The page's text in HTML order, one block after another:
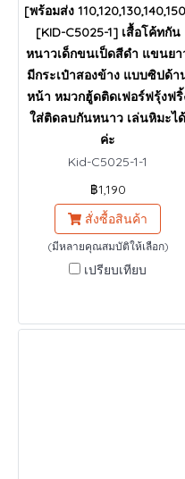
[พร้อมส่ง
[KID-C5025-1] เสื้อโค้ทกัน
หนาวเด็กขนเป็ดสีดำ แขนยา
มีกระเป๋าสองข้าง แบบซิปด้า
หน้า หมวกฮู้ดติดเฟอร์ฟรุ้งฟริ้
ใส่ติดลบกันหนาว เล่นหิมะได้
ค่ะ
Kid-C5025-1-1
฿1,190
สั่งซื้อสินค้า
(มีหลายคุณสมบัติให้เลือก)
เปรียบเทียบ